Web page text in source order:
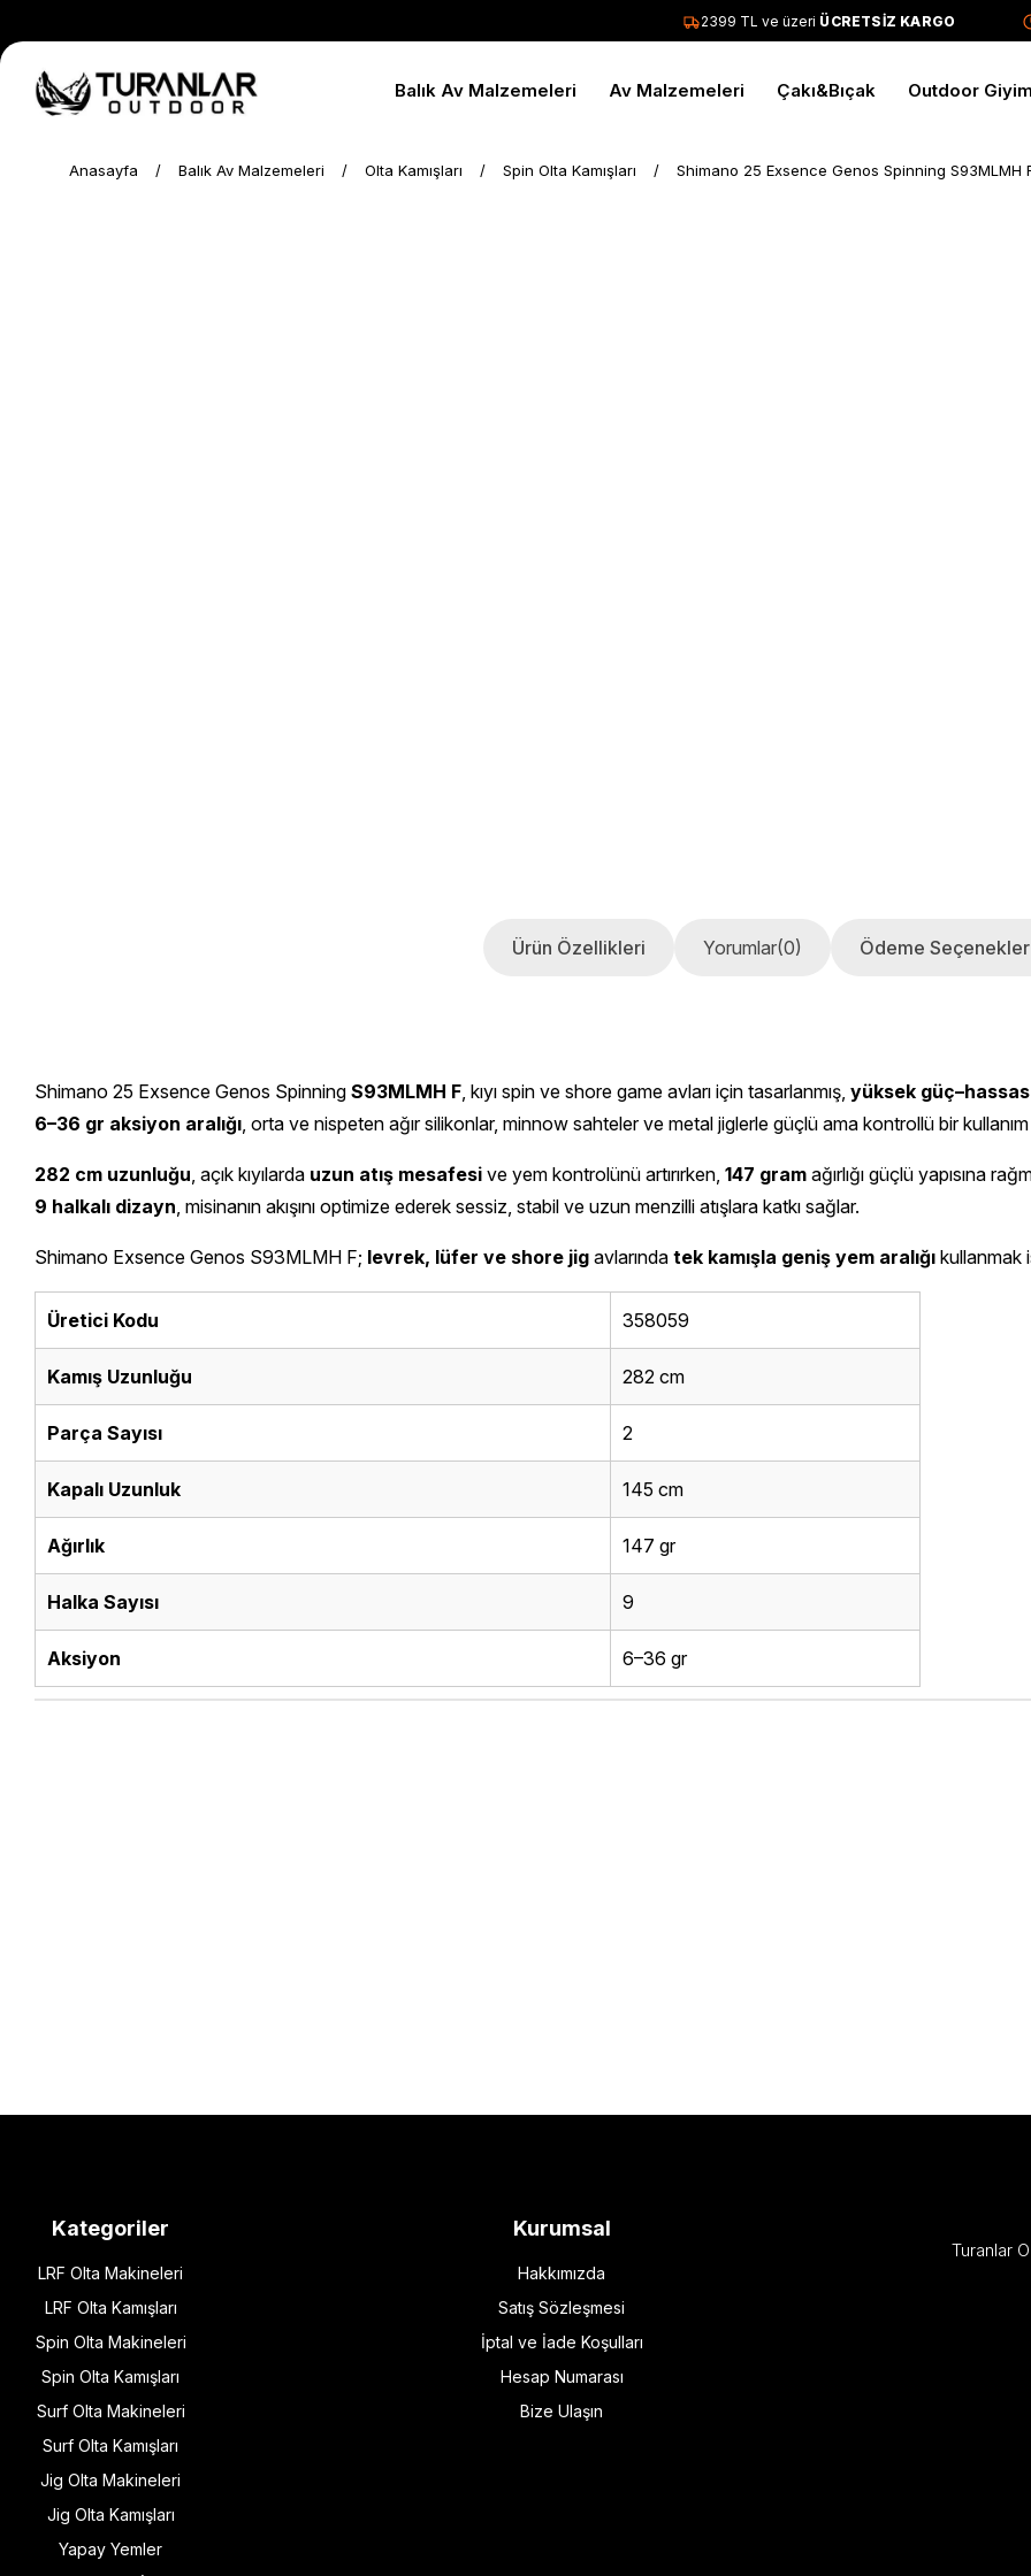
2399 TL ve üzeriÜCRETSİZ KARGO
Balık Av Malzemeleri Av Malzemeleri Çakı&Bıçak Outdoor
Anasayfa Balık Av Malzemeleri Olta Kamışları Spin Olta Kamışları Shimano 25 Exsence Genos Spinning S93MLMH
Ürün Özellikleri Yorumlar(0) Ödeme
Shimano 25 Exsence Genos Spinning S93MLMH F, kıyı spin ve shore game avları için tasarlanmış, yüksek
6–36 gr aksiyon aralığı, orta ve nispeten ağır silikonlar, minnow sahteler ve metal jiglerle güçlü ama kontrollü bir
282 cm uzunluğu, açık kıyılarda uzun atış mesafesi ve yem kontrolünü artırırken, 147 gram ağırlığı güçlü yapısına
9 halkalı dizayn, misinanın akışını optimize ederek sessiz, stabil ve uzun menzilli atışlara katkı sağlar.
Shimano Exsence Genos S93MLMH F; levrek, lüfer ve shore jig avlarında tek kamışla geniş yem aralığı kullanmak
Üretici Kodu 358059
Kamış Uzunluğu 282 cm
Parça Sayısı 2
Kapalı Uzunluk 145 cm
Ağırlık 147 gr
Halka Sayısı 9
Aksiyon 6–36 gr
Kategoriler
LRF Olta Makineleri
LRF Olta Kamışları
Spin Olta Makineleri
Spin Olta Kamışları
Surf Olta Makineleri
Surf Olta Kamışları
Jig Olta Makineleri
Jig Olta Kamışları
Yapay Yemler
Kurumsal
Hakkımızda
Satış Sözleşmesi
İptal ve İade Koşulları
Hesap Numarası
Bize Ulaşın
Turanlar